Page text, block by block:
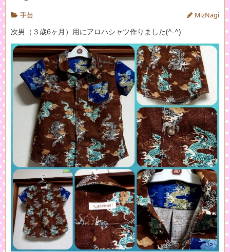
手芸 MizNagi
次男（３歳6ヶ月）用にアロハシャツ作りました(^-^)